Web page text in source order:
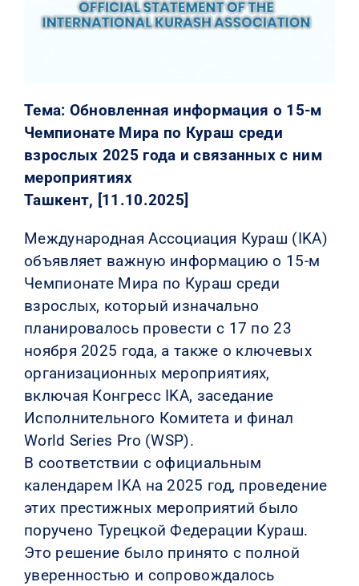
Тема: Обновленная информация о 15-м
Чемпионате Мира по Кураш среди
взрослых 2025 года и связанных с ним
мероприятиях
Ташкент, [11.10.2025]
Международная Ассоциация Кураш (IKA)
объявляет важную информацию о 15-м
Чемпионате Мира по Кураш среди
взрослых, который изначально
планировалось провести с 17 по 23
ноября 2025 года, а также о ключевых
организационных мероприятиях,
включая Конгресс IKA, заседание
Исполнительного Комитета и финал
World Series Pro (WSP).
В соответствии с официальным
календарем IKA на 2025 год, проведение
этих престижных мероприятий было
поручено Турецкой Федерации Кураш.
Это решение было принято с полной
уверенностью и сопровождалось